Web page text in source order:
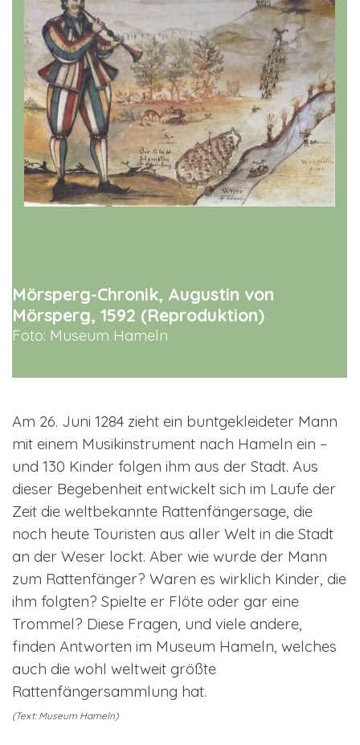
Mörsperg-Chronik, Augustin von
Mörsperg, 1592 (Reproduktion)
Foto: Museum Hameln
Am 26. Juni 1284 zieht ein buntgekleideter Mann
mit einem Musikinstrument nach Hameln ein –
und 130 Kinder folgen ihm aus der Stadt. Aus
dieser Begebenheit entwickelt sich im Laufe der
Zeit die weltbekannte Rattenfängersage, die
noch heute Touristen aus aller Welt in die Stadt
an der Weser lockt. Aber wie wurde der Mann
zum Rattenfänger? Waren es wirklich Kinder, die
ihm folgten? Spielte er Flöte oder gar eine
Trommel? Diese Fragen, und viele andere,
finden Antworten im Museum Hameln, welches
auch die wohl weltweit größte
Rattenfängersammlung hat.
(Text: Museum Hameln)